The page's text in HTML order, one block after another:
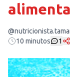
10 minutos 1